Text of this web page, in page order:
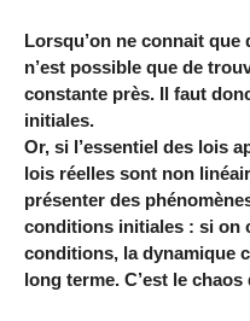
Lorsqu’on ne connait
n’est possible que de
constante près. Il faut
initiales.
Or, si l’essentiel des lois
lois réelles sont non
présenter des
conditions initiales : si on
conditions, la dynamique
long terme. C’est le